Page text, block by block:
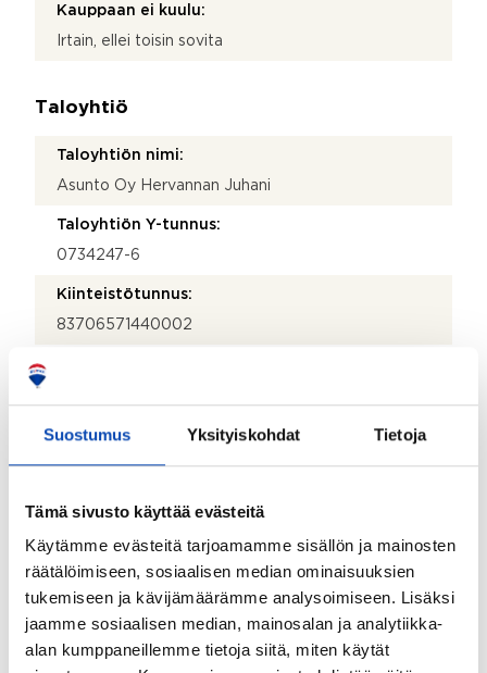
Suostumus Yksityiskohdat Tietoja
Tämä sivusto käyttää evästeitä
Käytämme evästeitä tarjoamamme sisällön ja mainosten
räätälöimiseen, sosiaalisen median ominaisuuksien
tukemiseen ja kävijämäärämme analysoimiseen. Lisäksi
jaamme sosiaalisen median, mainosalan ja analytiikka-
alan kumppaneillemme tietoja siitä, miten käytät
Kauppaan ei kuulu:
Irtain, ellei toisin sovita
Taloyhtiö
Taloyhtiön nimi:
Asunto Oy Hervannan Juhani
Taloyhtiön Y-tunnus:
0734247-6
Kiinteistötunnus:
83706571440002
Lisätietoja kiinteistönhoidosta:
Kiinteistöpalvelu Siiki Oy www.siiki.fi
Isännöitsijätoimisto:
Kiinteistö-Tahkola Tampere Oy
Isännöitsijän nimi:
Emma Ahola